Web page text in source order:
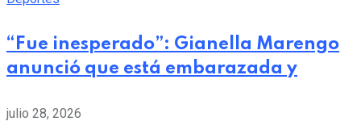
“Fue inesperado”: Gianella Marengo
anunció que está embarazada y
julio 28, 2026